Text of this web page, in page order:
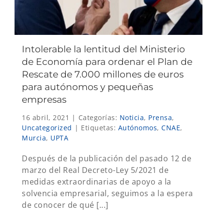
Intolerable la lentitud del Ministerio
de Economía para ordenar el Plan de
Rescate de 7.000 millones de euros
para autónomos y pequeñas
empresas
16 abril, 2021 | Categorías: Noticia, Prensa,
Uncategorized | Etiquetas: Autónomos, CNAE,
Murcia, UPTA
Después de la publicación del pasado 12 de
marzo del Real Decreto-Ley 5/2021 de
medidas extraordinarias de apoyo a la
solvencia empresarial, seguimos a la espera
de conocer de qué [...]